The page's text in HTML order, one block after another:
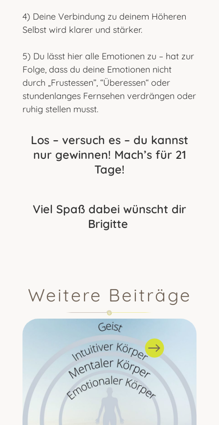
4) Deine Verbindung zu deinem Höheren
Selbst wird klarer und stärker.
5) Du lässt hier alle Emotionen zu – hat zur
Folge, dass du deine Emotionen nicht
durch „Frustessen”, “Überessen“ oder
stundenlanges Fernsehen verdrängen oder
ruhig stellen musst.
Los – versuch es – du kannst
nur gewinnen! Mach’s für 21
Tage!
Viel Spaß dabei wünscht dir
Brigitte
Weitere Beiträge